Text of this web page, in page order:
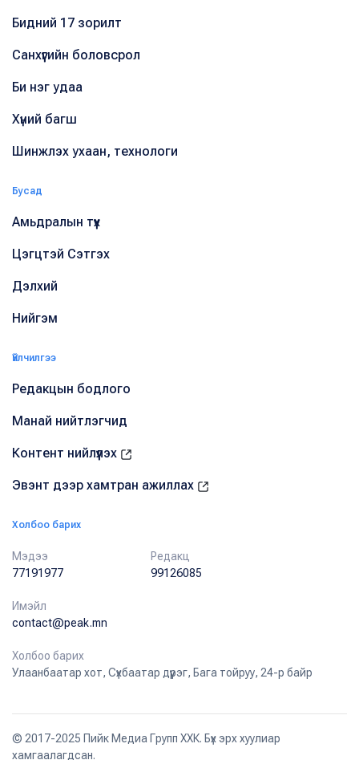
Бидний 17 зорилт
Санхүүгийн боловсрол
Би нэг удаа
Хүний багш
Шинжлэх ухаан, технологи
Бусад
Амьдралын түүх
Цэгцтэй Сэтгэх
Дэлхий
Нийгэм
Үйлчилгээ
Редакцын бодлого
Манай нийтлэгчид
Контент нийлүүлэх
Эвэнт дээр хамтран ажиллах
Холбоо барих
Мэдээ
77191977
Редакц
99126085
Имэйл
contact@peak.mn
Холбоо барих
Улаанбаатар хот, Сүхбаатар дүүрэг, Бага тойруу, 24-р байр
© 2017-2025 Пийк Медиа Групп ХХК. Бүх эрх хуулиар
хамгаалагдсан.